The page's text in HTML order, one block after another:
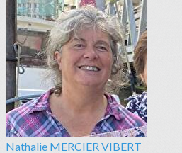
Nathalie MERCIER VIBERT